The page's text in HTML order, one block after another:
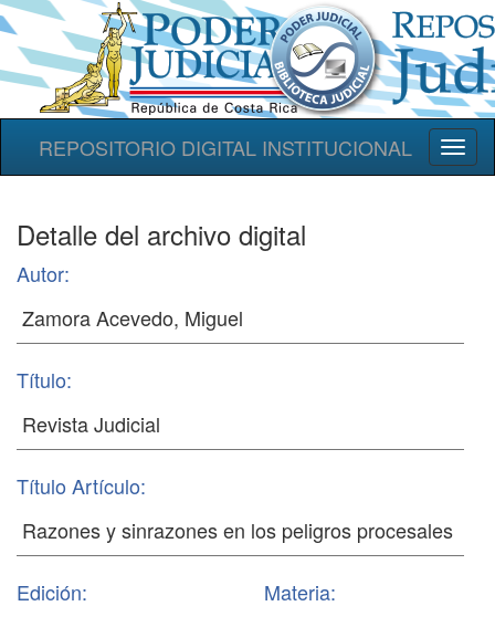
REPOSITORIO DIGITAL INSTITUCIONAL
Detalle del archivo digital
Autor:
Título:
Título Artículo:
Edición: Materia: